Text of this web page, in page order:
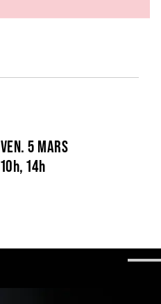
VEN. 5 MARS
10h, 14h